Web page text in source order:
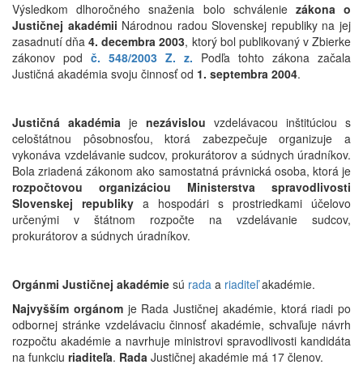
Výsledkom dlhoročného snaženia bolo schválenie zákona o
Justičnej akadémii Národnou radou Slovenskej republiky na jej
zasadnutí dňa4. decembra 2003, ktorý bol publikovaný v Zbierke
zákonov pod č. 548/2003 Z. z. Podľa tohto zákona začala
Justičná akadémia svoju činnosť od 1. septembra 2004.
Justičná akadémia je nezávislou vzdelávacou inštitúciou s
celoštátnou pôsobnosťou, ktorá zabezpečuje organizuje a
vykonáva vzdelávanie sudcov, prokurátorov a súdnych úradníkov.
Bola zriadená zákonom ako samostatná právnická osoba, ktorá je
rozpočtovou organizáciou Ministerstva spravodlivosti
Slovenskej republiky a hospodári s prostriedkami účelovo
určenými v štátnom rozpočte na vzdelávanie sudcov,
prokurátorov a súdnych úradníkov.
Orgánmi Justičnej akadémie sú rada a riaditeľakadémie.
Najvyšším orgánomje Rada Justičnej akadémie, ktorá riadi po
odbornej stránke vzdelávaciu činnosť akadémie, schvaľuje návrh
rozpočtu akadémie a navrhuje ministrovi spravodlivosti kandidáta
na funkciu riaditeľa. Rada Justičnej akadémie má 17 členov.